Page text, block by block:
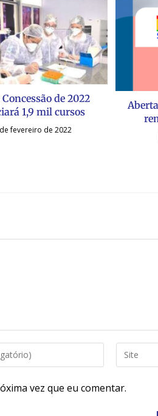
Concessão de 2022
1,9 mil cursos
fevereiro de 2022
vez que eu comentar.